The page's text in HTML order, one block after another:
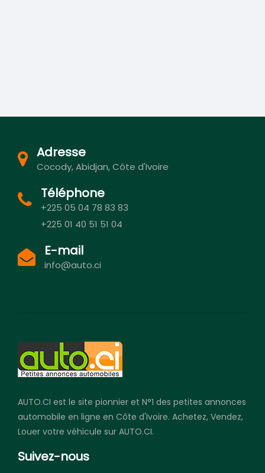
Adresse
Cocody, Abidjan, Côte d'Ivoire
Téléphone
+225 05 04 78 83 83
+225 01 40 51 51 04
E-mail
info@auto.ci
AUTO.CI est le site pionnier et N°1 des petites annonces
automobile en ligne en Côte d'Ivoire. Achetez, Vendez,
Louer votre véhicule sur AUTO.CI.
Suivez-nous